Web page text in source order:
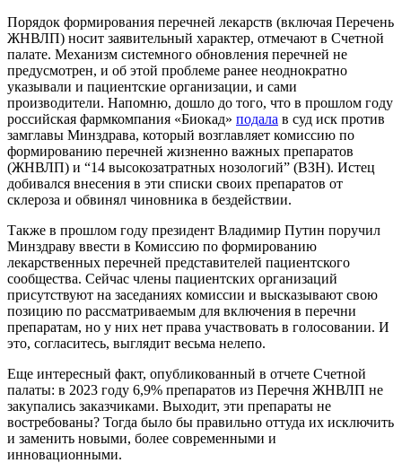
Порядок формирования перечней лекарств (включая Перечень
ЖНВЛП) носит заявительный характер, отмечают в Счетной
палате. Механизм системного обновления перечней не
предусмотрен, и об этой проблеме ранее неоднократно
указывали и пациентские организации, и сами
производители. Напомню, дошло до того, что в прошлом году
российская фармкомпания «Биокад» подала в суд иск против
замглавы Минздрава, который возглавляет комиссию по
формированию перечней жизненно важных препаратов
(ЖНВЛП) и “14 высокозатратных нозологий” (ВЗН). Истец
добивался внесения в эти списки своих препаратов от
склероза и обвинял чиновника в бездействии.
Также в прошлом году президент Владимир Путин поручил
Минздраву ввести в Комиссию по формированию
лекарственных перечней представителей пациентского
сообщества. Сейчас члены пациентских организаций
присутствуют на заседаниях комиссии и высказывают свою
позицию по рассматриваемым для включения в перечни
препаратам, но у них нет права участвовать в голосовании. И
это, согласитесь, выглядит весьма нелепо.
Еще интересный факт, опубликованный в отчете Счетной
палаты: в 2023 году 6,9% препаратов из Перечня ЖНВЛП не
закупались заказчиками. Выходит, эти препараты не
востребованы? Тогда было бы правильно оттуда их исключить
и заменить новыми, более современными и
инновационными.